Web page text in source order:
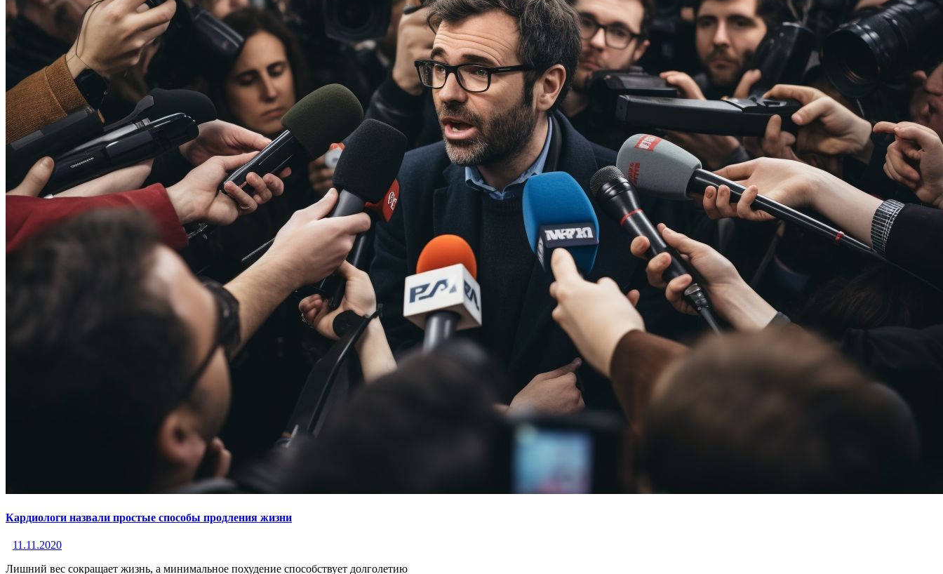
Кардиологи назвали простые способы продления жизни
11.11.2020
Лишний вес сокращает жизнь, а минимальное похудение способствует долголетию